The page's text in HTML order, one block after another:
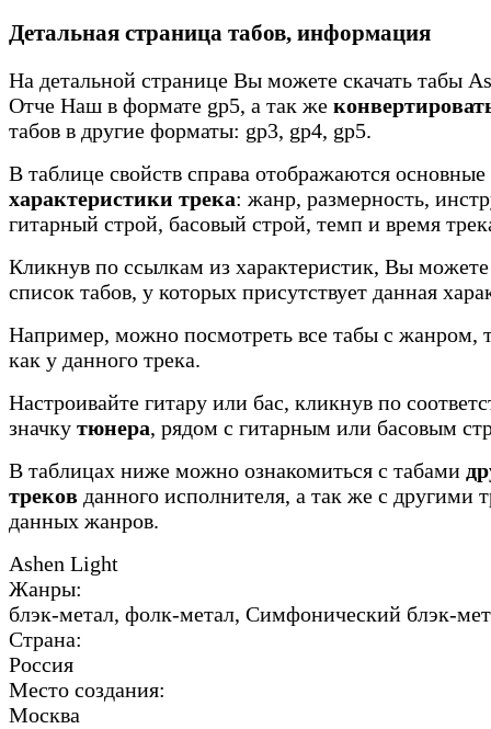
Детальная страница табов, информация
На детальной странице Вы можете скачать табы
Отче Наш в формате gp5, а так же
табов в другие форматы: gp3, gp4, gp5.
В таблице свойств справа отображаются основные
характеристики трека: жанр, размерность,
гитарный строй, басовый строй, темп и время
Кликнув по ссылкам из характеристик, Вы
список табов, у которых присутствует данная
Например, можно посмотреть все табы с жанром,
как у данного трека.
Настроивайте гитару или бас, кликнув по
значку тюнера, рядом с гитарным или басовым
В таблицах ниже можно ознакомиться с табами
треков данного исполнителя, а так же с другими
данных жанров.
Ashen Light
Жанры:
блэк-метал, фолк-метал, Симфонический блэк-
Страна:
Россия
Место создания:
Москва